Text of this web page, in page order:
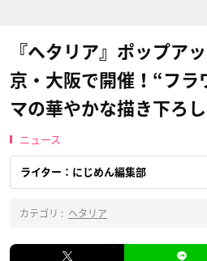
『ヘタリア』ポップア
京・大阪で開催！“フラ
マの華やかな描き下ろ
ニュース
ライター：にじめん編集部
カテゴリ : ヘタリア